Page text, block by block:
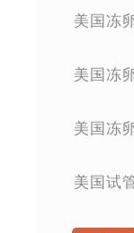
美国冻
美国冻
美国冻
美国试